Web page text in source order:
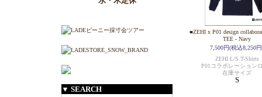
▼ SEARCH
■ZEHI x P01 design
TEE - Navy
7,500円(税込8,250
ZEHI L/S T-Shirts
P01コラボレーション
在庫サイズ
S